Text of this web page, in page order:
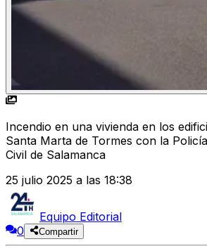
Incendio en una vivienda en los
Santa Marta de Tormes con la
Civil de Salamanca
25 julio 2025 a las 18:38
Equipo Editorial
0
Compartir